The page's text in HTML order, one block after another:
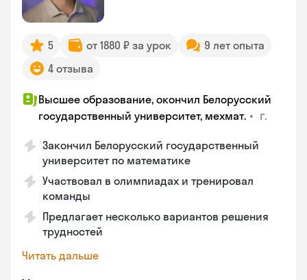
5 от 1880 ₽ за урок
9 лет опыта
4 отзыва
Высшее образование, окончил Белорусский
государственный университет, мехмат. • г.
Закончил Белорусский государственный
университет по математике
Участвовал в олимпиадах и тренировал
команды
Предлагает несколько вариантов решения
трудностей
Читать дальше